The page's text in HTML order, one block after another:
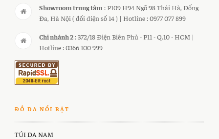
Showroom trung tâm : P109 H94 Ngõ 98 Thái Hà, Đống
Đa, Hà Nội ( đối diện số 14 ) | Hotline : 0977 077 899
Chi nhánh 2 : 372/18 Điện Biên Phủ - P11 - Q.10 - HCM |
Hotline : 0366 100 999
ĐỒ DA NỔI BẬT
TÚI DA NAM